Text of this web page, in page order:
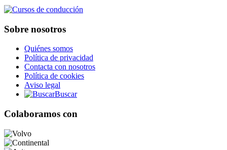
Sobre nosotros
Quiénes somos
Política de privacidad
Contacta con nosotros
Política de cookies
Aviso legal
Buscar
Colaboramos con